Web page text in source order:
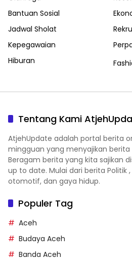
Bantuan Sosial
Jadwal Sholat
Kepegawaian
Hiburan
Tentang Kami
AtjehUpdate adalah portal berita
mingguan yang menyajikan
Beragam berita yang kita sajikan
up to date. Mulai dari berita Politik
otomotif, dan gaya hidup.
Populer Tag
Aceh
Budaya Aceh
Banda Aceh